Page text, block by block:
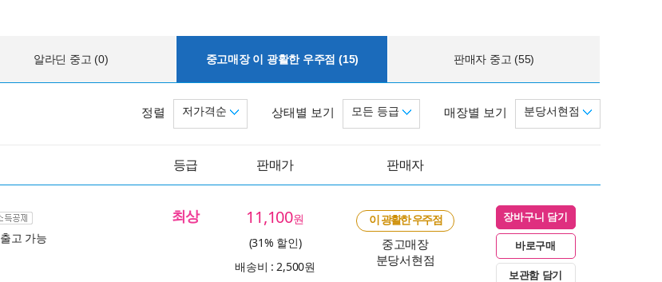
알라딘 중고 (0) 중고매장 이 광활한 우주점 (15) 판매자 중고 (55)
매장별 보기 분당서현점
상태별 보기 모든 등급
정렬 저가격순
등급 판매가 판매자
출고 가능
최상 11,100원
(31% 할인)
배송비 : 2,500원
이 광활한 우주점
중고매장
분당서현점
장바구니 담기
바로구매
보관함 담기